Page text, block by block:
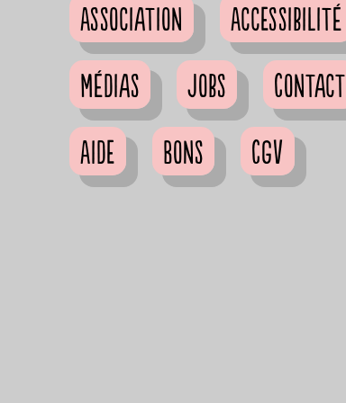
Association
Accessibilité
Médias
Jobs
Contact
Aide
Bons CGV